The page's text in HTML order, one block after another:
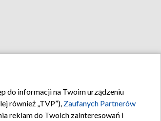
do informacji na Twoim urządzeniu
również „TVP”), Zaufanych Partnerów
reklam do Twoich zainteresowań i